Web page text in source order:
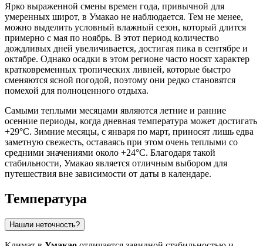
Ярко выраженной смены времен года, привычной для
умеренных широт, в Умакао не наблюдается. Тем не менее,
можно выделить условный влажный сезон, который длится
примерно с мая по ноябрь. В этот период количество
дождливых дней увеличивается, достигая пика в сентябре и
октябре. Однако осадки в этом регионе часто носят характер
кратковременных тропических ливней, которые быстро
сменяются ясной погодой, поэтому они редко становятся
помехой для полноценного отдыха.
Самыми теплыми месяцами являются летние и ранние
осенние периоды, когда дневная температура может достигать
+29°C. Зимние месяцы, с января по март, приносят лишь едва
заметную свежесть, оставаясь при этом очень теплыми со
средними значениями около +24°C. Благодаря такой
стабильности, Умакао является отличным выбором для
путешествия вне зависимости от даты в календаре.
Температура
Нашли неточность?